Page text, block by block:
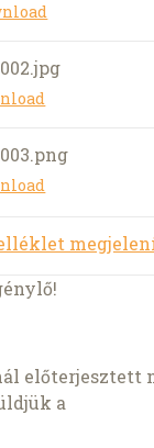
előterjesztett
a